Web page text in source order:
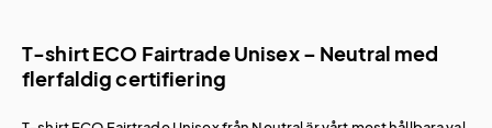
T-shirt ECO Fairtrade Unisex – Neutral med
flerfaldig certifiering